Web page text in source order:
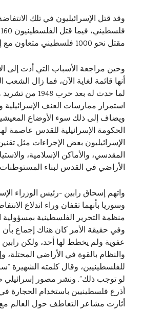
مقتل نحو 1000 فلسطيني متعاون مع إسرائيل.
وحين مراجعة الأسباب التي أدت إلى
أنها قائمة لغاية الآن، فما زال
لما حدث له بعد
استمرار ممارسات العنف الإسرائيلية
ويضاف إلى ذلك سوء الأوضاع
الإسرائيليون بعض الإجراءات مثل
المقدسي، والأماكن الإسلامية،
الأراضي في القدس لبناء
واتهم إسحاق رابين -رئيس الوزراء
وسوريا بأنهما تقفان وراء اندلاع
منظمة التحرير الفلسطينية بمسؤولية
وفي حقيقة الأمر كان هناك إجماع بأن
عفوية ولم يخطط لها أحد، ولكن
والنظام بالقوة في الأراضي المحتلة،
للفلسطينيين، وقال كلمته الشهيرة
لو توجب ذلك”. ونشر مصور
أذرع فلسطينيين باستخدام الحجارة
أثارت مشاعر التعاطف حول العالم